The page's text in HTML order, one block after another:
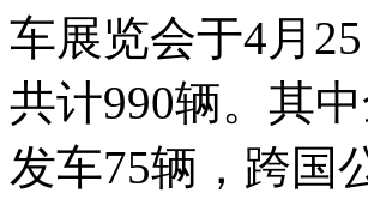
车展览会于4月
共计990辆。其
发车75辆，跨国